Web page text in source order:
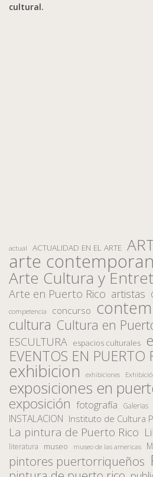
cultural.
actual ACTUALIDAD EN EL ARTE
arte
Arte Cultura y
Arte en Puerto Rico artistas
competencia concurso
cultura Cultura en
ESCULTURA espacios culturales
EVENTOS EN PUERTO
exhibicion exhibiciones
exposiciones en
exposición fotografía Galerias
INSTALACION Instituto de Cultura
La pintura de Puerto Rico
literatura museo museo de las americas
pintores puertorriqueños